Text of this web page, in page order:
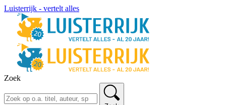
Luisterrijk - vertelt alles
Zoek